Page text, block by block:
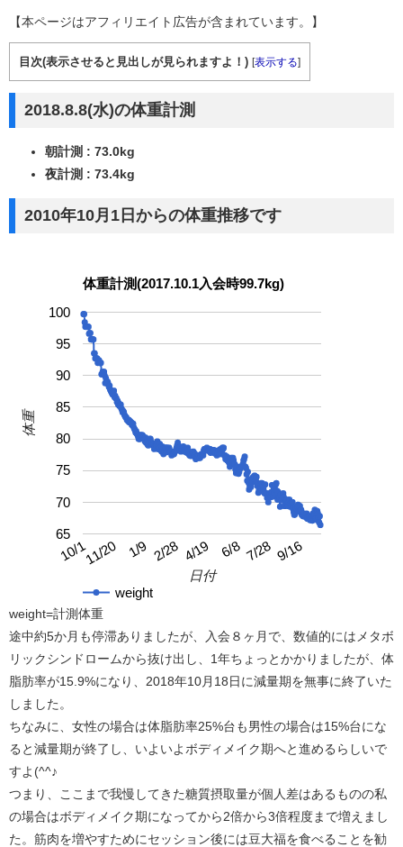
【本ページはアフィリエイト広告が含まれています。】
目次(表示させると見出しが見られますよ！) [表示する]
2018.8.8(水)の体重計測
朝計測 : 73.0kg
夜計測 : 73.4kg
2010年10月1日からの体重推移です
体重計測(2017.10.1入会時99.7kg)
weight
10/111/20 1/9 2/28 4/19 6/8 7/28 9/16
65
70
75
80
85
90
95
100
日付
体重
weight=計測体重
途中約5か月も停滞ありましたが、入会８ヶ月で、数値的にはメタボ
リックシンドロームから抜け出し、1年ちょっとかかりましたが、体
脂肪率が15.9%になり、2018年10月18日に減量期を無事に終了いた
しました。
ちなみに、女性の場合は体脂肪率25%台も男性の場合は15%台にな
ると減量期が終了し、いよいよボディメイク期へと進めるらしいで
すよ(^^♪
つまり、ここまで我慢してきた糖質摂取量が個人差はあるものの私
の場合はボディメイク期になってから2倍から3倍程度まで増えまし
た。筋肉を増やすためにセッション後には豆大福を食べることを勧